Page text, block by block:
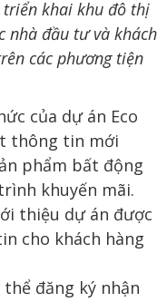
khai khu đô thị
nhà đầu tư và khách
các phương tiện
của dự án Eco
thông tin mới
phẩm bất động
khuyến mãi.
thiệu dự án được
cho khách hàng
đăng ký nhận